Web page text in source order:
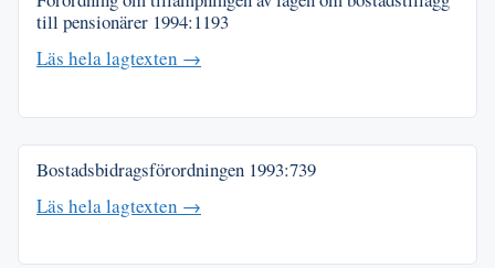
till pensionärer 1994:1193
Läs hela lagtexten →
Bostadsbidragsförordningen 1993:739
Läs hela lagtexten →